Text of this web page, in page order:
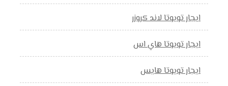
ايجار تويوتا لاند كروزر
ايجار تويوتا هاي اس
ايجار تويوتا هايس